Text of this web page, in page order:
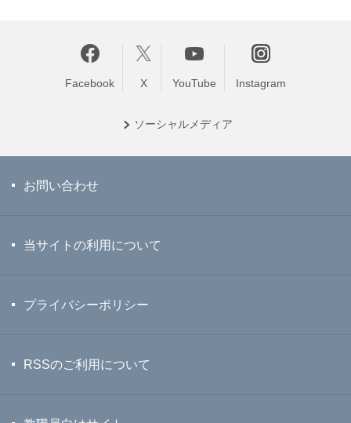
Facebook X YouTube Instagram
ソーシャル メディア
お問い合わせ
当サイトの利用について
プライバシーポリシー
RSSのご利用について